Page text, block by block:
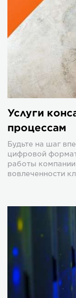
Услуги
процессам
Будьте на шаг
цифровой
работы
вовлеченности